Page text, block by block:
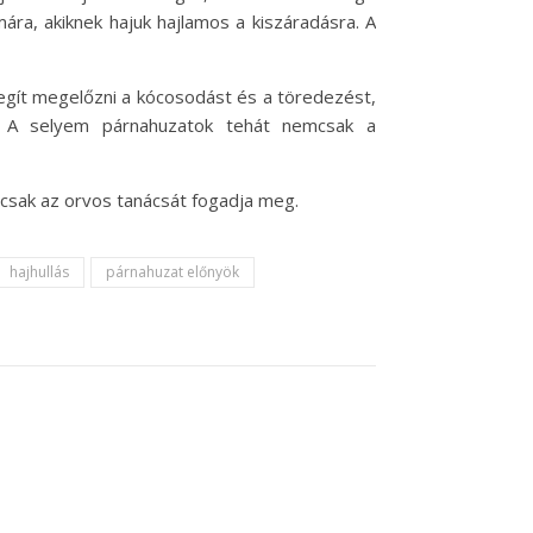
akiknek hajuk hajlamos a kiszáradásra. A
megelőzni a kócosodást és a töredezést,
selyem párnahuzatok tehát nemcsak a
az orvos tanácsát fogadja meg.
hajhullás párnahuzat előnyök